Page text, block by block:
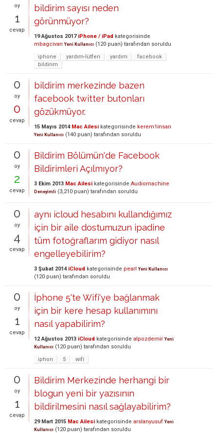
oy
1
cevap
bildirim sayısı neden
görünmüyor?
19 Ağustos 2017 iPhone / iPad kategorisinde
mbagcivan Yeni Kullanıcı (120 puan) tarafından soruldu
iphone
yardım-lütfen yardım
facebook
bildirim
0
oy
0
cevap
bildirim merkezinde bazen
facebook twitter butonları
gözükmüyor.
15 Mayıs 2014 Mac Ailesi kategorisinde kerem1insan
Yeni Kullanıcı (140 puan) tarafından soruldu
0
oy
2
cevap
Bildirim Bölümün'de Facebook
Bildirimleri Açılmıyor?
3 Ekim 2013 Mac Ailesi kategorisinde Audiomachine
Deneyimli (3,210 puan) tarafından soruldu
0
oy
4
cevap
aynı icloud hesabını kullandığımız
için bir aile dostumuzun ipadine
tüm fotoğraflarım gidiyor nasıl
engelleyebilirim?
3 Şubat 2014 iCloud kategorisinde pearl Yeni Kullanıcı
(120 puan) tarafından soruldu
0
oy
1
cevap
İphone 5'te Wifi'ye bağlanmak
için bir kere hesap kullanımını
nasıl yapabilirim?
12 Ağustos 2013 iCloud kategorisinde alpozdemir Yeni
Kullanıcı (120 puan) tarafından soruldu
iphon
5 wifi
0
oy
1
cevap
Bildirim Merkezinde herhangi bir
blogun yeni bir yazısının
bildirilmesini nasıl sağlayabilirim?
29 Mart 2015 Mac Ailesi kategorisinde arslanyusuf Yeni
Kullanıcı (120 puan) tarafından soruldu